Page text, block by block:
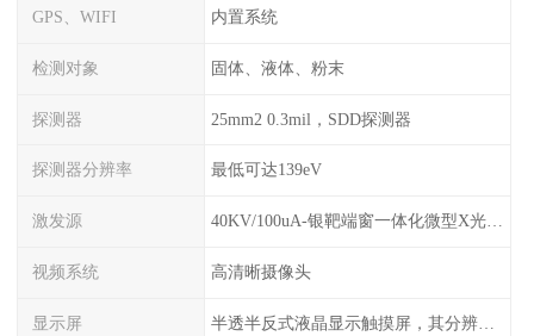
GPS、WIFI 内置系统
检测对象 固体、液体、粉末
探测器 25mm2 0.3mil，SDD探测器
探测器分辨率 最低可达139eV
激发源 40KV/100uA-银靶端窗一体化微型X光管及高压电源
视频系统 高清晰摄像头
显示屏 半透半反式液晶显示触摸屏，其分辨率是640*480